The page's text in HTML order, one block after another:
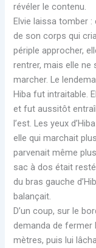
révéler le contenu.
Elvie laissa tomber
de son corps qui
périple approcher,
rentrer, mais elle
marcher. Le
Hiba fut intraitable.
et fut aussitôt
l’est. Les yeux
elle qui marchait
parvenait même
sac à dos était
du bras gauche
balançait.
D’un coup, sur le
demanda de fermer
mètres, puis lui